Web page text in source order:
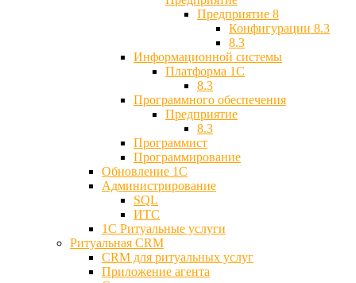
Предприятие 8
Конфигурации 8.3
8.3
Информационной системы
Платформа 1С
8.3
Программного обеспечения
Предприятие
8.3
Программист
Программирование
Обновление 1С
Администрирование
SQL
ИТС
1С Ритуальные услуги
Ритуальная CRM
CRM для ритуальных услуг
Приложение агента